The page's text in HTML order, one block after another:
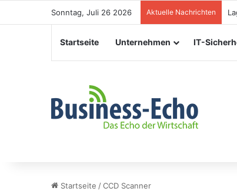
Sonntag, Juli 26 2026 Aktuelle Nachrichten
Startseite Unternehmen IT-
Startseite /CCD Scanner